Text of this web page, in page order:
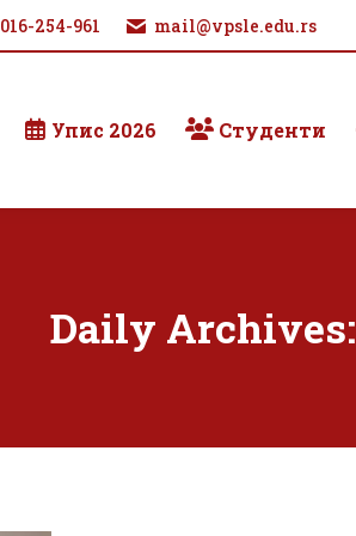
016-254-961 mail@vpsle.edu.rs
Упис 2026 Студенти
Daily Archives: